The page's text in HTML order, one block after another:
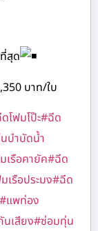
สุด
บาท/ใบ
โฟมโป๊ะ#ฉีด
บำบัดน้ำ
เรือคายัค#ฉีด
เรือประมง#ฉีด
#แพท่อง
เสียง#ซ่อมทุ่น